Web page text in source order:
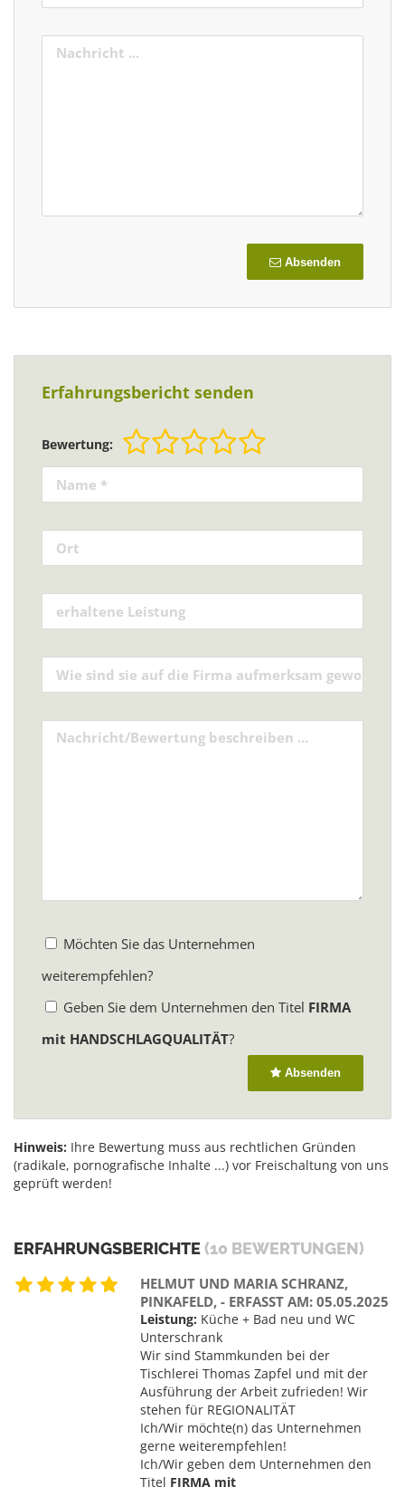
Absenden
Erfahrungsbericht senden
Bewertung:
Möchten Sie das Unternehmen
weiterempfehlen?
Geben Sie dem Unternehmen den Titel FIRMA
mit HANDSCHLAGQUALITÄT?
Absenden
Hinweis: Ihre Bewertung muss aus rechtlichen Gründen
(radikale, pornografische Inhalte ...) vor Freischaltung von uns
geprüft werden!
ERFAHRUNGSBERICHTE(10 BEWERTUNGEN)
HELMUT UND MARIA SCHRANZ,
PINKAFELD, - ERFASST AM: 05.05.2025
Leistung: Küche + Bad neu und WC
Unterschrank
Wir sind Stammkunden bei der
Tischlerei Thomas Zapfel und mit der
Ausführung der Arbeit zufrieden! Wir
stehen für REGIONALITÄT
Ich/Wir möchte(n) das Unternehmen
gerne weiterempfehlen!
Ich/Wir geben dem Unternehmen den
Titel FIRMA mit